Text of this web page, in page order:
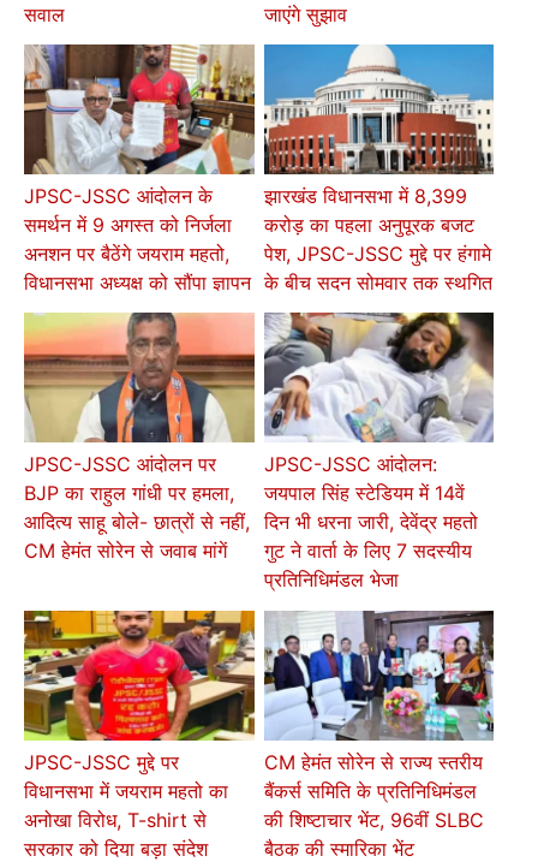
सवाल
जाएंगे सुझाव
JPSC-JSSC आंदोलन के
समर्थन में 9 अगस्त को निर्जला
अनशन पर बैठेंगे जयराम महतो,
विधानसभा अध्यक्ष को सौंपा ज्ञापन
झारखंड विधानसभा में 8,399
करोड़ का पहला अनुपूरक बजट
पेश, JPSC-JSSC मुद्दे पर हंगामे
के बीच सदन सोमवार तक स्थगित
JPSC-JSSC आंदोलन पर
BJP का राहुल गांधी पर हमला,
आदित्य साहू बोले- छात्रों से नहीं,
CM हेमंत सोरेन से जवाब मांगें
JPSC-JSSC आंदोलन:
जयपाल सिंह स्टेडियम में 14वें
दिन भी धरना जारी, देवेंद्र महतो
गुट ने वार्ता के लिए 7 सदस्यीय
प्रतिनिधिमंडल भेजा
JPSC-JSSC मुद्दे पर
विधानसभा में जयराम महतो का
अनोखा विरोध, T-shirt से
सरकार को दिया बड़ा संदेश
CM हेमंत सोरेन से राज्य स्तरीय
बैंकर्स समिति के प्रतिनिधिमंडल
की शिष्टाचार भेंट, 96वीं SLBC
बैठक की स्मारिका भेंट